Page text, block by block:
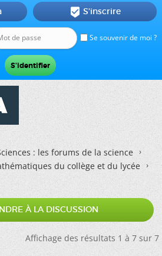
Se souvenir de moi ?
 S'inscrire
: les forums de la science
du collège et du lycée
À LA DISCUSSION
Affichage des résultats 1 à 7 sur 7